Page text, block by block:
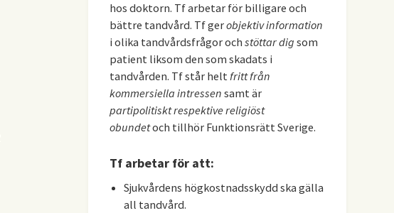
hos doktorn. Tf arbetar för billigare och
bättre tandvård. Tf gerobjektiv information
i olika tandvårdsfrågor och stöttar dig som
patient liksom den som skadats i
tandvården. Tf står helt fritt från
kommersiella intressen samt är
partipolitiskt respektive religiöst
obundetoch tillhör Funktionsrätt Sverige.
Tf arbetar för att:
Sjukvårdens högkostnadsskydd ska gälla
all tandvård.